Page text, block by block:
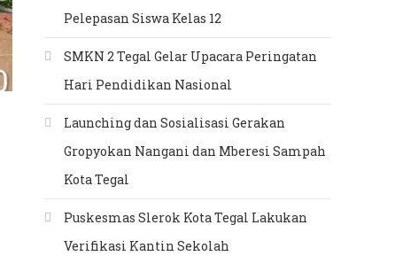
Pelepasan Siswa Kelas 12
SMKN 2 Tegal Gelar Upacara Peringatan
Hari Pendidikan Nasional
Launching dan Sosialisasi Gerakan
Gropyokan Nangani dan Mberesi Sampah
Kota Tegal
Puskesmas Slerok Kota Tegal Lakukan
Verifikasi Kantin Sekolah